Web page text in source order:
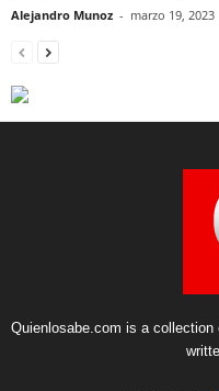
Alejandro Munoz - marzo 19, 2023
Quienlosabe.com is a